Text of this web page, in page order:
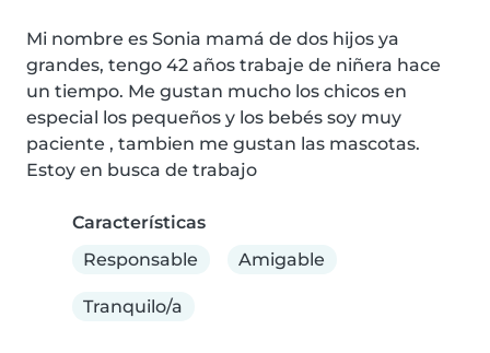
Mi nombre es Sonia mamá de dos hijos ya
grandes, tengo 42 años trabaje de niñera hace
un tiempo. Me gustan mucho los chicos en
especial los pequeños y los bebés soy muy
paciente , tambien me gustan las mascotas.
Estoy en busca de trabajo
Características
Responsable
Amigable
Tranquilo/a